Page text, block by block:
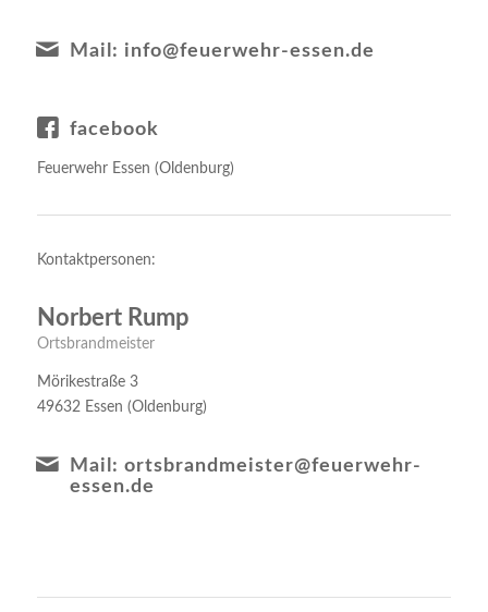
Mail: info@feuerwehr-essen.de
facebook
Feuerwehr Essen (Oldenburg)
Kontaktpersonen:
Norbert Rump
Ortsbrandmeister
Mörikestraße 3
49632 Essen (Oldenburg)
Mail: ortsbrandmeister@feuerwehr-
essen.de